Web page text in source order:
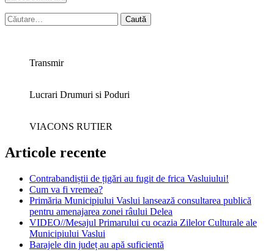
Caută
după:
Transmir
Lucrari Drumuri si Poduri
VIACONS RUTIER
Articole recente
Contrabandiștii de țigări au fugit de frica Vasluiului!
Cum va fi vremea?
Primăria Municipiului Vaslui lansează consultarea publică
pentru amenajarea zonei râului Delea
VIDEO//Mesajul Primarului cu ocazia Zilelor Culturale ale
Municipiului Vaslui
Barajele din județ au apă suficientă